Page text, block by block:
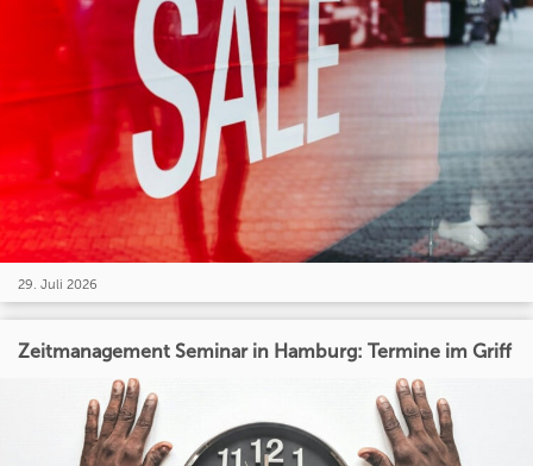
29. Juli 2026
Zeitmanagement Seminar in Hamburg: Termine im Griff